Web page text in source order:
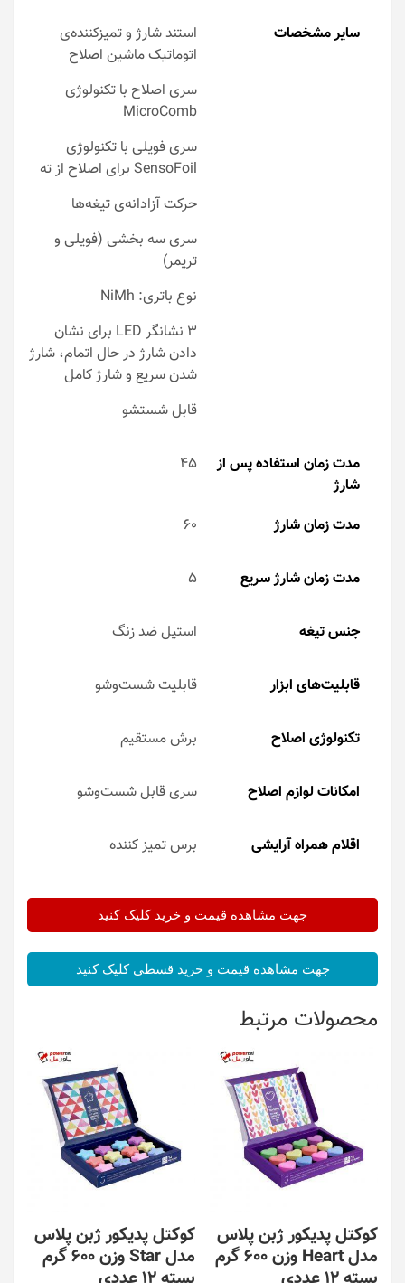
سایر مشخصات
استند شارژ و تمیزکننده‌ی
اتوماتیک ماشین اصلاح
سری اصلاح با تکنولوژی
MicroComb
سری فویلی با تکنولوژی
SensoFoil برای اصلاح از ته
حرکت آزادانه‌ی تیغه‌ها
سری سه بخشی (فویلی و
تریمر)
نوع باتری: NiMh
3 نشانگر LED برای نشان
دادن شارژ در حال اتمام، شارژ
شدن سریع و شارژ کامل
قابل شستشو
مدت زمان استفاده پس از
شارژ
45
مدت زمان شارژ 60
مدت زمان شارژ سریع 5
جنس تیغه استیل ضد زنگ
قابلیت‌های ابزار قابلیت شست‌و‌شو
تکنولوژی اصلاح برش مستقیم
امکانات لوازم اصلاح سری قابل شست‌وشو
اقلام همراه آرایشی برس تمیز کننده
جهت مشاهده قیمت و خرید کلیک کنید
جهت مشاهده قیمت و خرید قسطی کلیک کنید
محصولات مرتبط
کوکتل پدیکور ژبن پلاس
مدل Heart وزن 600 گرم
کوکتل پدیکور ژبن پلاس
مدل Star وزن 600 گرم